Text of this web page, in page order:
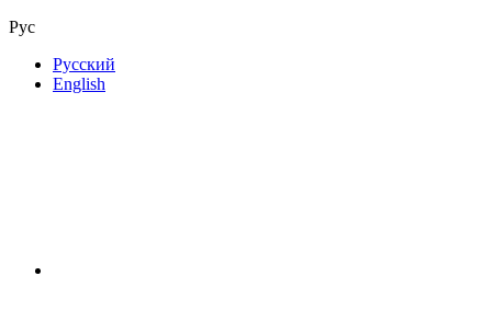
Рус
Русский
English